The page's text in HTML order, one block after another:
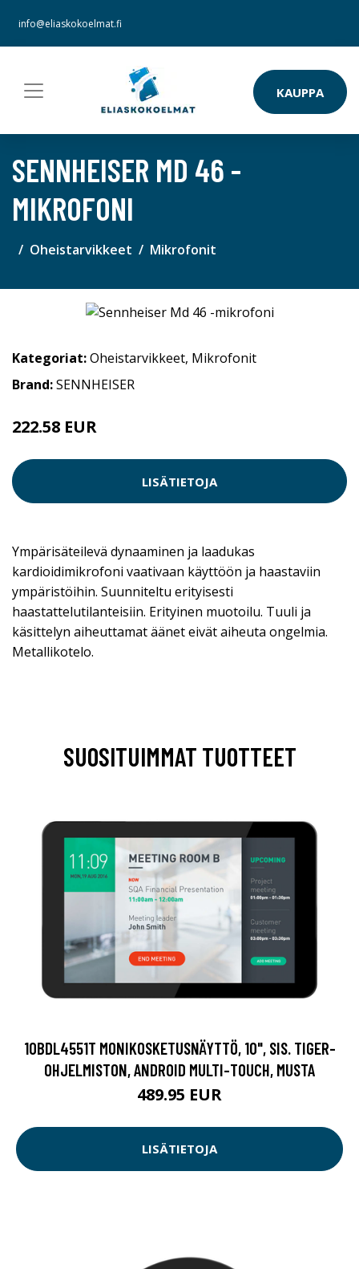
info@eliaskokoelmat.fi
KAUPPA
SENNHEISER MD 46 -
MIKROFONI
Oheistarvikkeet Mikrofonit
Kategoriat:Oheistarvikkeet, Mikrofonit
Brand:SENNHEISER
222.58 EUR
LISÄTIETOJA
Ympärisäteilevä dynaaminen ja laadukas
kardioidimikrofoni vaativaan käyttöön ja haastaviin
ympäristöihin. Suunniteltu erityisesti
haastattelutilanteisiin. Erityinen muotoilu. Tuuli ja
käsittelyn aiheuttamat äänet eivät aiheuta ongelmia.
Metallikotelo.
SUOSITUIMMAT TUOTTEET
10BDL4551T MONIKOSKETUSNÄYTTÖ, 10", SIS. TIGER-
OHJELMISTON, ANDROID MULTI-TOUCH, MUSTA
489.95 EUR
LISÄTIETOJA